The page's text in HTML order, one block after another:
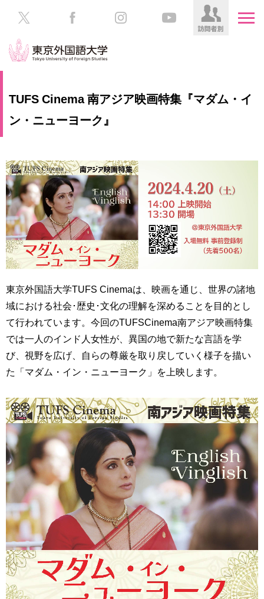
大
学
部・
大
学
院
／
教
育
究
社
会
連
携
入
試
情
寄
附
す
る
お
問
い
わ
験
生
の
在
学
生
の
方
保
護
者
方
卒
業
の
方
一
般・
地
域
の
方
教
職
員
専
用
TUFS Cinema 南アジア映画特集『マダム・イ
ン・ニューヨーク』
東京外国語大学TUFS Cinemaは、映画を通じ、世界の諸地
域における社会･歴史･文化の理解を深めることを目的とし
て行われています。今回のTUFSCinema南アジア映画特集
では一人のインド人女性が、異国の地で新たな言語を学
び、視野を広げ、自らの尊厳を取り戻していく様子を描い
た「マダム・イン・ニューヨーク」を上映します。